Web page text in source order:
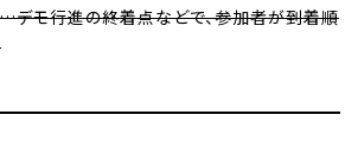
デモ行進の終着点などで、参加者が到着順